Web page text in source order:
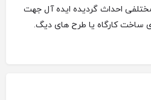
احداث گردیده ایده آل جهت
ساخت کارگاه یا طرح های دیگ.